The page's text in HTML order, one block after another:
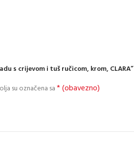
s crijevom i tuš ručicom, krom, CLARA”
su označena sa* (obavezno)